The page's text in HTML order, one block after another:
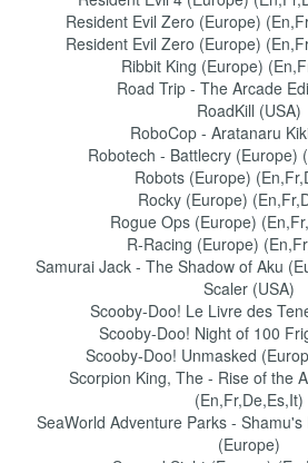
Resident Evil Zero (Europe)
Resident Evil Zero (Europe)
Ribbit King (Europe)
Road Trip - The Arcade
RoadKill (USA)
RoboCop - Aratanaru
Robotech - Battlecry (Europe)
Robots (Europe)
Rocky (Europe)
Rogue Ops (Europe)
R-Racing (Europe)
Samurai Jack - The Shadow of Aku
Scaler (USA)
Scooby-Doo! Le Livre des
Scooby-Doo! Night of 100
Scooby-Doo! Unmasked
Scorpion King, The - Rise of the
(En,Fr,De,Es,It)
SeaWorld Adventure Parks -
(Europe)